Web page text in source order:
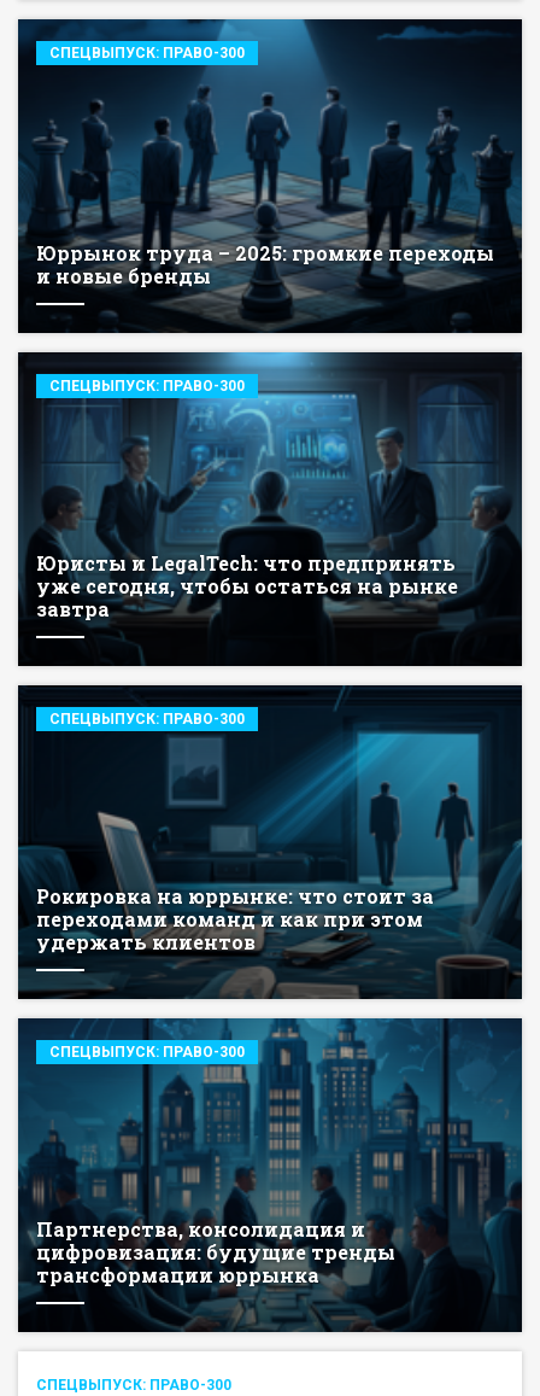
СПЕЦВЫПУСК: ПРАВО-300
Юррынок труда – 2025: громкие переходы
и новые бренды
СПЕЦВЫПУСК: ПРАВО-300
Юристы и LegalTech: что предпринять
уже сегодня, чтобы остаться на рынке
завтра
СПЕЦВЫПУСК: ПРАВО-300
Рокировка на юррынке: что стоит за
переходами команд и как при этом
удержать клиентов
СПЕЦВЫПУСК: ПРАВО-300
Партнерства, консолидация и
цифровизация: будущие тренды
трансформации юррынка
СПЕЦВЫПУСК: ПРАВО-300